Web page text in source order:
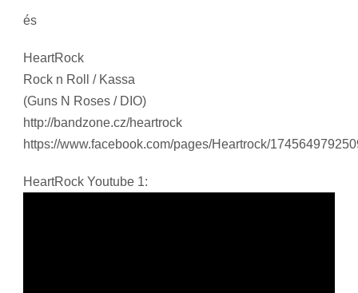
és
HeartRock
Rock n Roll / Kassa
(Guns N Roses / DIO)
http://bandzone.cz/heartrock
https://www.facebook.com/pages/Heartrock/
HeartRock Youtube 1: